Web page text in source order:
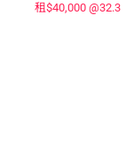
租$40,000 @32.3